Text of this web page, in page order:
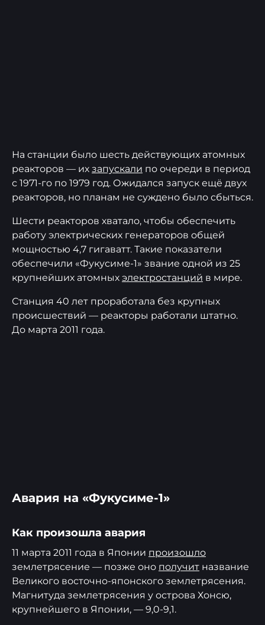
На станции было шесть действующих атомных
реакторов — их запускали по очереди в период
с 1971-го по 1979 год. Ожидался запуск ещё двух
реакторов, но планам не суждено было сбыться.
Шести реакторов хватало, чтобы обеспечить
работу электрических генераторов общей
мощностью 4,7 гигаватт. Такие показатели
обеспечили «Фукусиме-1» звание одной из 25
крупнейших атомных электростанций в мире.
Станция 40 лет проработала без крупных
происшествий — реакторы работали штатно.
До марта 2011 года.
Авария на «Фукусиме-1»
Как произошла авария
11 марта 2011 года в Японии произошло
землетрясение — позже оно получит название
Великого восточно-японского землетрясения.
Магнитуда землетрясения у острова Хонсю,
крупнейшего в Японии, — 9,0-9,1.